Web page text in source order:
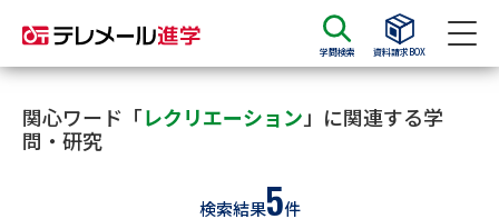
学問検索 資料請求BOX
資料請求 資料検索
大学・短大の資料種類から請求
関心ワード「レクリエーション 」に関連する学
問・研究
検索結果5件